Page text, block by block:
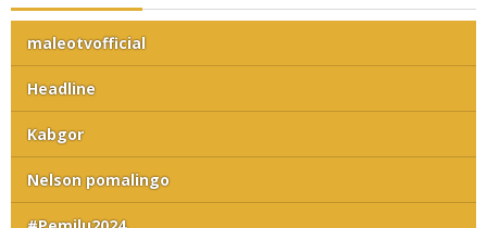
maleotvofficial
Headline
Kabgor
Nelson pomalingo